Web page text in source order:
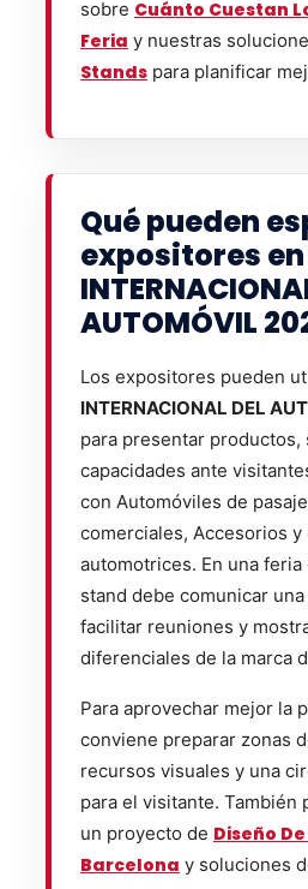
sobre Cuánto Cuestan
Feria y nuestras
Stands para planificar
Qué pueden
expositores en
AUTOMÓVIL
Los expositores pueden
INTERNACIONAL DEL
para presentar productos,
capacidades ante
con Automóviles de
comerciales, Accesorios y
automotrices. En una
stand debe comunicar
facilitar reuniones y
diferenciales de la marca
Para aprovechar mejor la
conviene preparar zonas
recursos visuales y una
para el visitante. También
un proyecto de Diseño
Barcelona y soluciones